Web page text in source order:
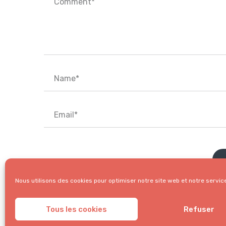
Nous utilisons des cookies pour optimiser notre site web et notre
Tous les cookies Refuser